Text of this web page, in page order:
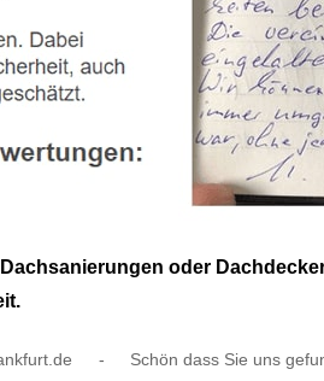
oder
- Schön dass Sie uns